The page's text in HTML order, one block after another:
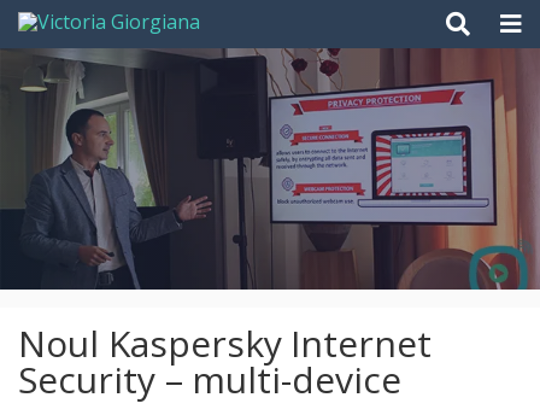
Skip
content
Noul Kaspersky Internet
Security – multi-device